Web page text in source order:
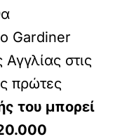
Gardiner
στις
πρώτες
του μπορεί